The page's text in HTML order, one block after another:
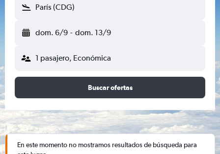
París (CDG)
dom. 6/9 - dom. 13/9
1 pasajero, Económica
Buscar ofertas
En este momento no mostramos resultados de búsqueda para